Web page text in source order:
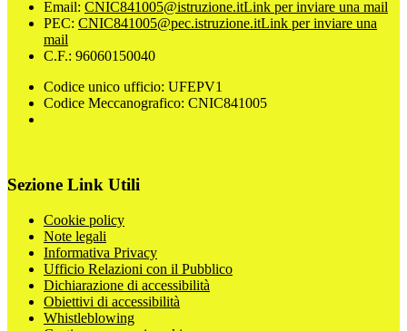
Email: CNIC841005@istruzione.itLink per inviare una mail
PEC: CNIC841005@pec.istruzione.itLink per inviare una
mail
C.F.: 96060150040
Codice unico ufficio: UFEPV1
Codice Meccanografico: CNIC841005
Sezione Link Utili
Cookie policy
Note legali
Informativa Privacy
Ufficio Relazioni con il Pubblico
Dichiarazione di accessibilità
Obiettivi di accessibilità
Whistleblowing